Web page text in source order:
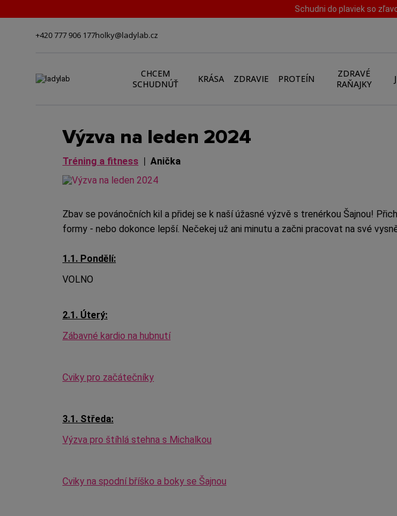
Schudni do plaviek so
+420 777 906 177holky@ladylab.cz
CHCEM
SCHUDNÚŤ
KRÁSA ZDRAVIE PROTEÍN
ZDRAVÉ
RAŇAJKY
Výzva na leden 2024
Tréning a fitness | Anička
Zbav se povánočních kil a přidej se k naší úžasné výzvě s trenérkou Šajnou!
formy - nebo dokonce lepší. Nečekej už ani minutu a začni pracovat na své
1.1. Pondělí:
VOLNO
2.1. Úterý:
Zábavné kardio na hubnutí
Cviky pro začátečníky
3.1. Středa:
Výzva pro štíhlá stehna s Michalkou
Cviky na spodní bříško a boky se Šajnou